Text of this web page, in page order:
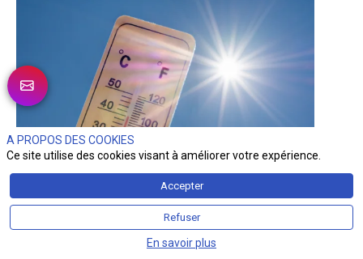
Thermomètre affichant une température élevée en degrés
Celsius ©HJBC
Alors que 72 départements sont placés en vigilance rouge
A PROPOS DES COOKIES
Ce site utilise des cookies visant à améliorer votre expérience.
Accepter
Refuser
En savoir plus